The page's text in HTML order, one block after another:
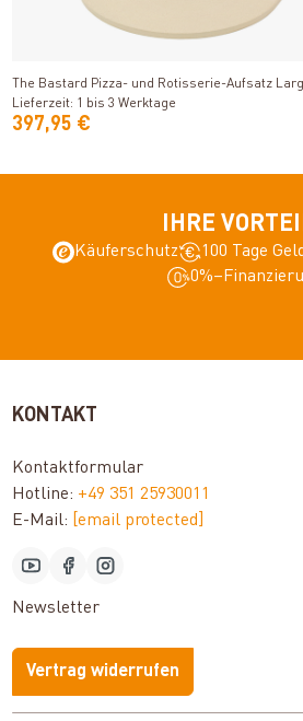
The Bastard Pizza- und Rotisserie-Aufsatz
Lieferzeit: 1 bis 3 Werktage
397,95 €
IHRE
Käuferschutz
100 Tage
KONTAKT
Kontaktformular
Hotline: +49 351 25930011
E-Mail: [email protected]
Newsletter
Vertrag widerrufen